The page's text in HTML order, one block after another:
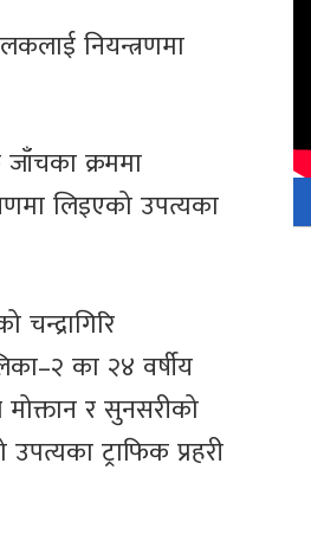
नियन्त्रणमा
जाँचका क्रममा
लिइएको उपत्यका
का २४ वर्षीय
र सुनसरीको
ट्राफिक प्रहरी